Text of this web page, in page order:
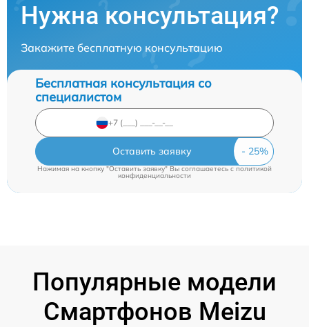
Нужна консультация?
Закажите бесплатную консультацию
Бесплатная консультация со
специалистом
Оставить заявку
Нажимая на кнопку "Оставить заявку" Вы соглашаетесь cполитикой
конфиденциальности
Популярные модели
Смартфонов Meizu